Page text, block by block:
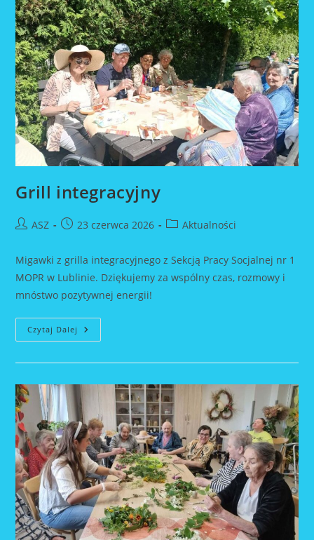
Grill integracyjny
PostASZ
Post23 czerwca 2026
PostAktualności
Migawki z grilla integracyjnego z Sekcją Pracy Socjalnej nr 1
MOPR w Lublinie. Dziękujemy za wspólny czas, rozmowy i
mnóstwo pozytywnej energii!
Czytaj Dalej Grill
Integracyjny